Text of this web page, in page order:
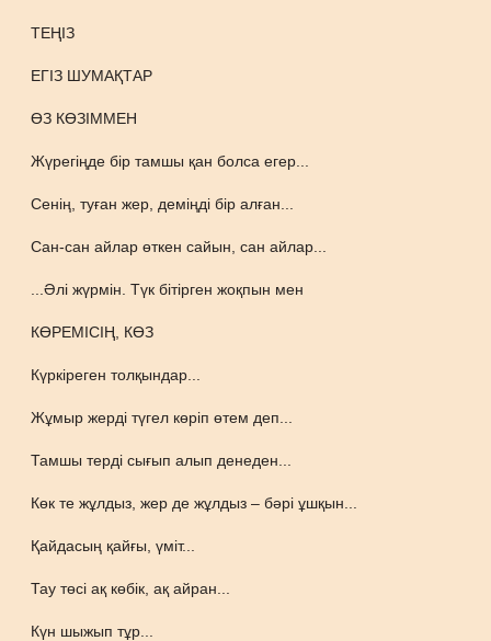
ТЕҢІЗ
ЕГІЗ ШУМАҚТАР
ӨЗ КӨЗІММЕН
Жүрегіңде бір тамшы қан болса егер...
Сенің, туған жер, деміңді бір алған...
Сан-сан айлар өткен сайын, сан айлар...
...Әлі жүрмін. Түк бітірген жоқпын мен
КӨРЕМІСІҢ, КӨЗ
Күркіреген толқындар...
Жұмыр жерді түгел көріп өтем деп...
Тамшы терді сығып алып денеден...
Көк те жұлдыз, жер де жұлдыз – бәрі ұшқын...
Қайдасың қайғы, үміт...
Тау төсі ақ көбік, ақ айран...
Күн шыжып тұр...